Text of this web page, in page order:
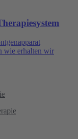
wie erhalten wir